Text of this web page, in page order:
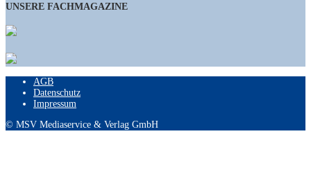
UNSERE FACHMAGAZINE
AGB
Datenschutz
Impressum
© MSV Mediaservice & Verlag GmbH